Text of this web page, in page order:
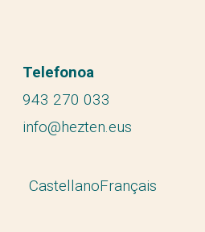
Telefonoa
943 270 033
info@hezten.eus
CastellanoFrançais